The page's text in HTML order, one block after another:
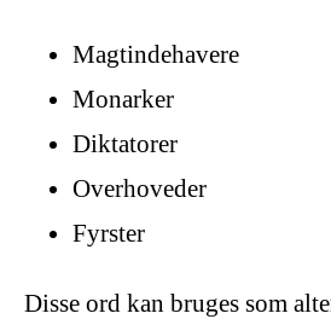
Magtindehavere
Monarker
Diktatorer
Overhoveder
Fyrster
Disse ord kan bruges som